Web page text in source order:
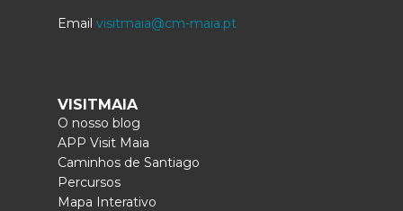
Email visitmaia@cm-maia.pt
VISITMAIA
O nosso blog
APP Visit Maia
Caminhos de Santiago
Percursos
Mapa Interativo